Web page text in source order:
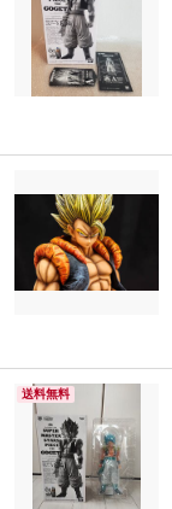
送料無料